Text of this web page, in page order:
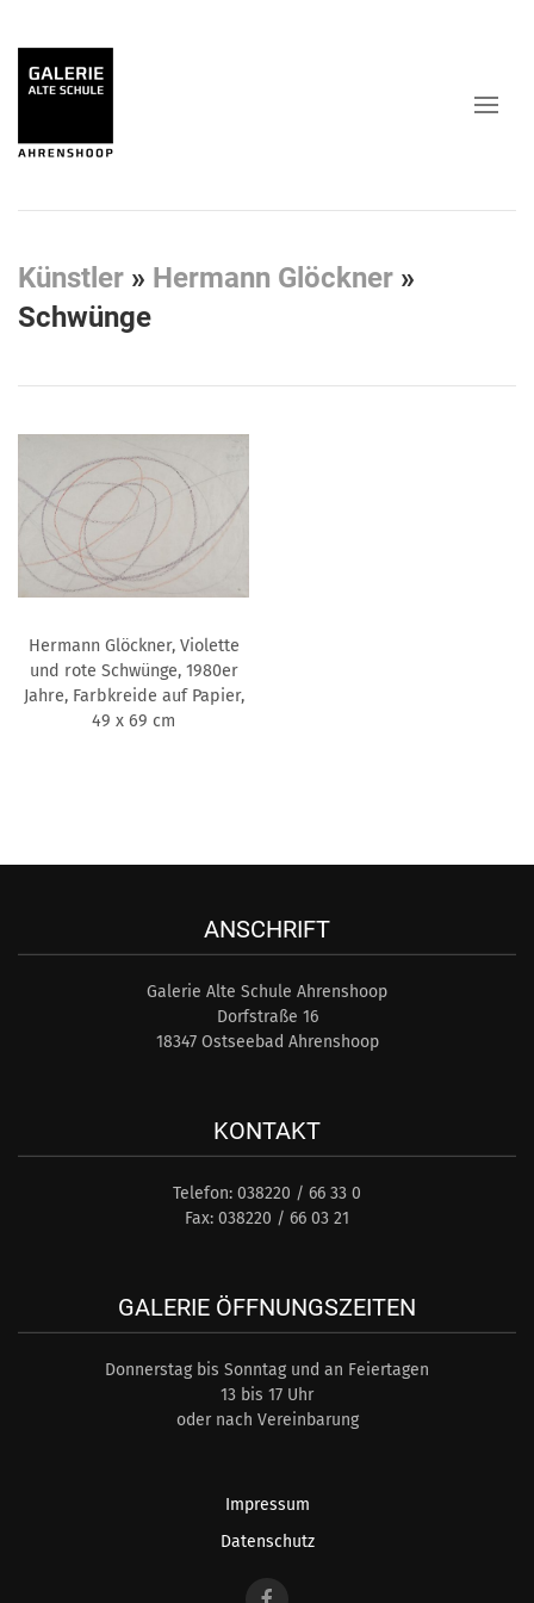
Künstler » Hermann Glöckner »
Schwünge
Hermann Glöckner, Violette
und rote Schwünge, 1980er
Jahre, Farbkreide auf Papier,
49 x 69 cm
ANSCHRIFT
Galerie Alte Schule Ahrenshoop
Dorfstraße 16
18347 Ostseebad Ahrenshoop
KONTAKT
Telefon: 038220 / 66 33 0
Fax: 038220 / 66 03 21
GALERIE ÖFFNUNGSZEITEN
Donnerstag bis Sonntag und an Feiertagen
13 bis 17 Uhr
oder nach Vereinbarung
Impressum
Datenschutz